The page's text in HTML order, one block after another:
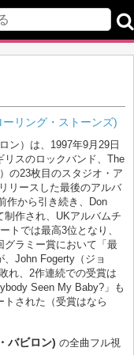
リング・ストーンズ)
ン）は、1997年9月29日
リスのロックバンド、The
の23枚目のスタジオ・ア
リースした最後のアルバ
作から引き続き、Don
作され、UKアルバムチ
トでは最高3位となり、
グラミー賞において「最
John Fogerty（ジョ
れ、2作連続での受賞は
Seen My Baby?」も
トされた（受賞はなら
バビロン) の全曲フル視